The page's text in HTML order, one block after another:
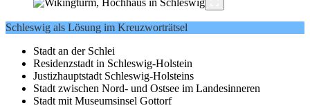
Schleswig als Lösung im Kreuzworträtsel
Stadt an der Schlei
Residenzstadt in Schleswig-Holstein
Justizhauptstadt Schleswig-Holsteins
Stadt zwischen Nord- und Ostsee im Landesinneren
Stadt mit Museumsinsel Gottorf